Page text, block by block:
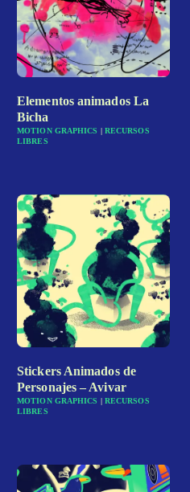
Elementos animados La
Bicha
MOTION GRAPHICS | RECURSOS
LIBRES
Stickers Animados de
Personajes – Avivar
MOTION GRAPHICS | RECURSOS
LIBRES